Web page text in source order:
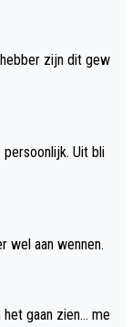
zijn dit gew
persoonlijk. Uit bli
wel aan wennen.
gaan zien... me